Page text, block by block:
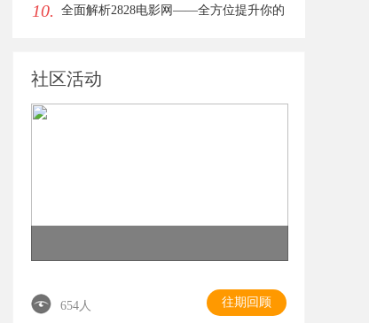
眼唇，才是你整张脸的点睛之笔！淡颜系
10. 全面解析2828电影网——全方位提升你的
社区活动
654人 往期回顾